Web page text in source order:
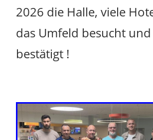
2026 die Halle, viele
das Umfeld besucht
bestätigt !